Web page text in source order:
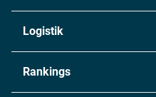
Chemie
Logistik
Rankings